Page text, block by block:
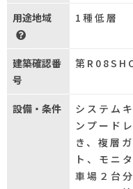
用途地域 1種低層
建築確認番
号
第
設備・条件
システム
ンプード
き、複層
ト、モニ
車場２台